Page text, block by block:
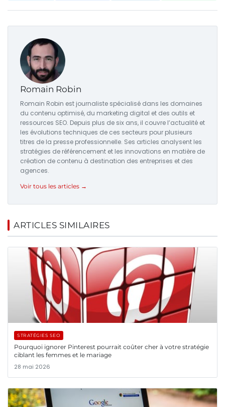
Romain Robin
Romain Robin est journaliste spécialisé dans les domaines
du contenu optimisé, du marketing digital et des outils et
ressources SEO. Depuis plus de six ans, il couvre l’actualité et
les évolutions techniques de ces secteurs pour plusieurs
titres de la presse professionnelle. Ses articles analysent les
stratégies de référencement et les innovations en matière de
création de contenu à destination des entreprises et des
agences.
Voir tous les articles →
ARTICLES SIMILAIRES
STRATÉGIES SEO
Pourquoi ignorer Pinterest pourrait coûter cher à votre stratégie
ciblant les femmes et le mariage
28 mai 2026